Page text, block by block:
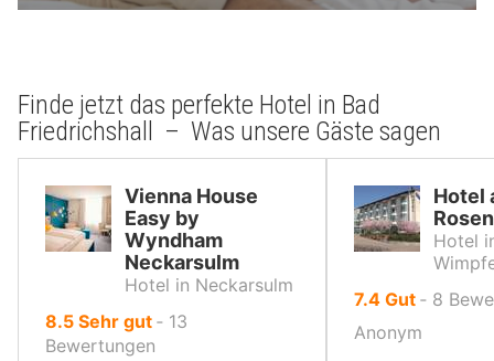
Finde jetzt das perfekte Hotel in Bad
Friedrichshall – Was unsere Gäste sagen
Vienna House
Easy by
Wyndham
Neckarsulm
Hotel in Neckarsulm
8.5von
10,
Sehr gut ‐ 13
Bewertungen
Hotel
Hotel
7.4von
Gut ‐ 8
Anonym